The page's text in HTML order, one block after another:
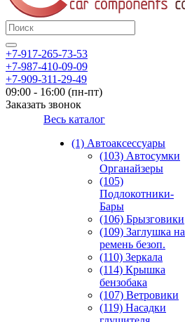
+7-917-265-73-53
+7-987-410-09-09
+7-909-311-29-49
09:00 - 16:00 (пн-пт)
Заказать звонок
Весь каталог
(1) Автоаксессуары
(103) Автосумки
Органайзеры
(105)
Подлокотники-
Бары
(106) Брызговики
(109) Заглушка на
ремень безоп.
(110) Зеркала
(114) Крышка
бензобака
(107) Ветровики
(119) Насадки